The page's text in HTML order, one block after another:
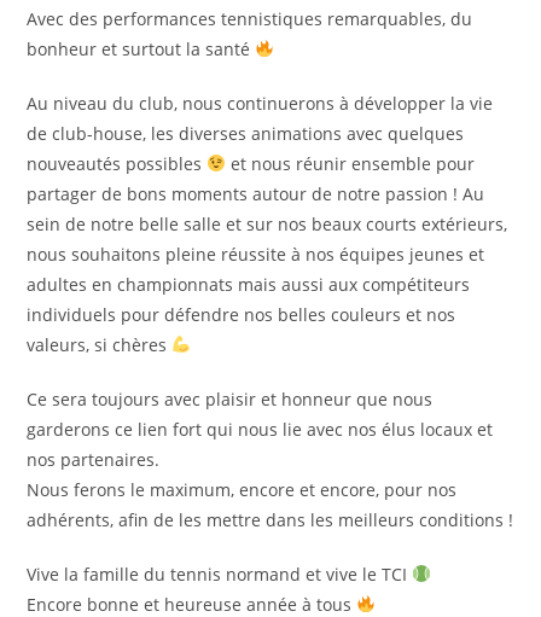
Avec des performances tennistiques remarquables, du
bonheur et surtout la santé
Au niveau du club, nous continuerons à développer la vie
de club-house, les diverses animations avec quelques
nouveautés possibles
et nous réunir ensemble pour
partager de bons moments autour de notre passion ! Au
sein de notre belle salle et sur nos beaux courts extérieurs,
nous souhaitons pleine réussite à nos équipes jeunes et
adultes en championnats mais aussi aux compétiteurs
individuels pour défendre nos belles couleurs et nos
valeurs, si chères
Ce sera toujours avec plaisir et honneur que nous
garderons ce lien fort qui nous lie avec nos élus locaux et
nos partenaires.
Nous ferons le maximum, encore et encore, pour nos
adhérents, afin de les mettre dans les meilleurs conditions !
Vive la famille du tennis normand et vive le TCI
Encore bonne et heureuse année à tous